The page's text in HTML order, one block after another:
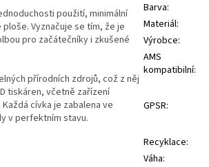
použití, minimální
Vyznačuje se tím, že je
pro začátečníky i zkušené
přírodních zdrojů, což z něj
tiskáren, včetně zařízení
cívka je zabalena ve
v perfektním stavu.
Barva:
Materiál:
Výrobce:
AMS
kompatibilní:
GPSR:
Recyklace:
Váha: